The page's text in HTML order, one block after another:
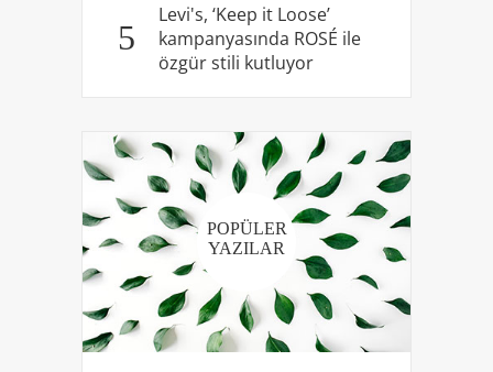
5
Levi's, ‘Keep it Loose’
kampanyasında ROSÉ ile
özgür stili kutluyor
POPÜLER
YAZILAR